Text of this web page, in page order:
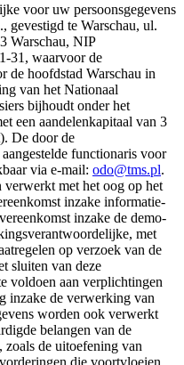
voor uw persoonsgegevens
te Warschau, ul.
Warschau, NIP
31, waarvoor de
de hoofdstad Warschau in
van het Nationaal
bijhoudt onder het
een aandelenkapitaal van 3
De door de
functionaris voor
via e-mail: odo@tms.pl.
met het oog op het
inzake informatie-
inzake de demo-
met
op verzoek van de
sluiten van deze
voldoen aan verplichtingen
inzake de verwerking van
worden ook verwerkt
belangen van de
de uitoefening van
die voortvloeien